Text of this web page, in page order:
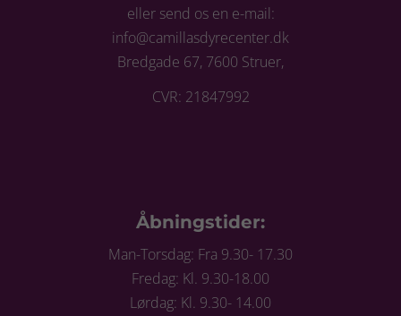
eller send os en e-mail:
info@camillasdyrecenter.dk
Bredgade 67, 7600 Struer,
CVR: 21847992
Åbningstider:
Man-Torsdag: Fra 9.30- 17.30
Fredag: Kl. 9.30-18.00
Lørdag: Kl. 9.30- 14.00